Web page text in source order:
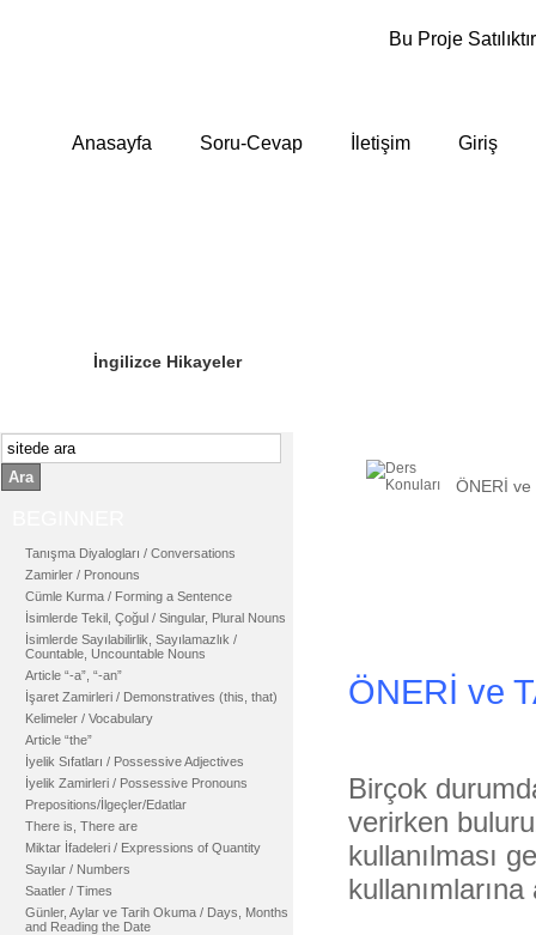
Bu Proje
Anasayfa Soru-Cevap İletişim Giriş
İngilizce Hikayeler
Ara
Tanışma Diyalogları / Conversations
Zamirler / Pronouns
Cümle Kurma / Forming a Sentence
İsimlerde Tekil, Çoğul / Singular, Plural Nouns
İsimlerde Sayılabilirlik, Sayılamazlık /
Countable, Uncountable Nouns
Article “-a”, “-an”
İşaret Zamirleri / Demonstratives (this, that)
Kelimeler / Vocabulary
Article “the”
İyelik Sıfatları / Possessive Adjectives
İyelik Zamirleri / Possessive Pronouns
Prepositions/İlgeçler/Edatlar
There is, There are
Miktar İfadeleri / Expressions of Quantity
Sayılar / Numbers
Saatler / Times
Günler, Aylar ve Tarih Okuma / Days, Months
and Reading the Date
ÖNERİ ve
ÖNERİ ve
Birçok
verirken
kullanılması